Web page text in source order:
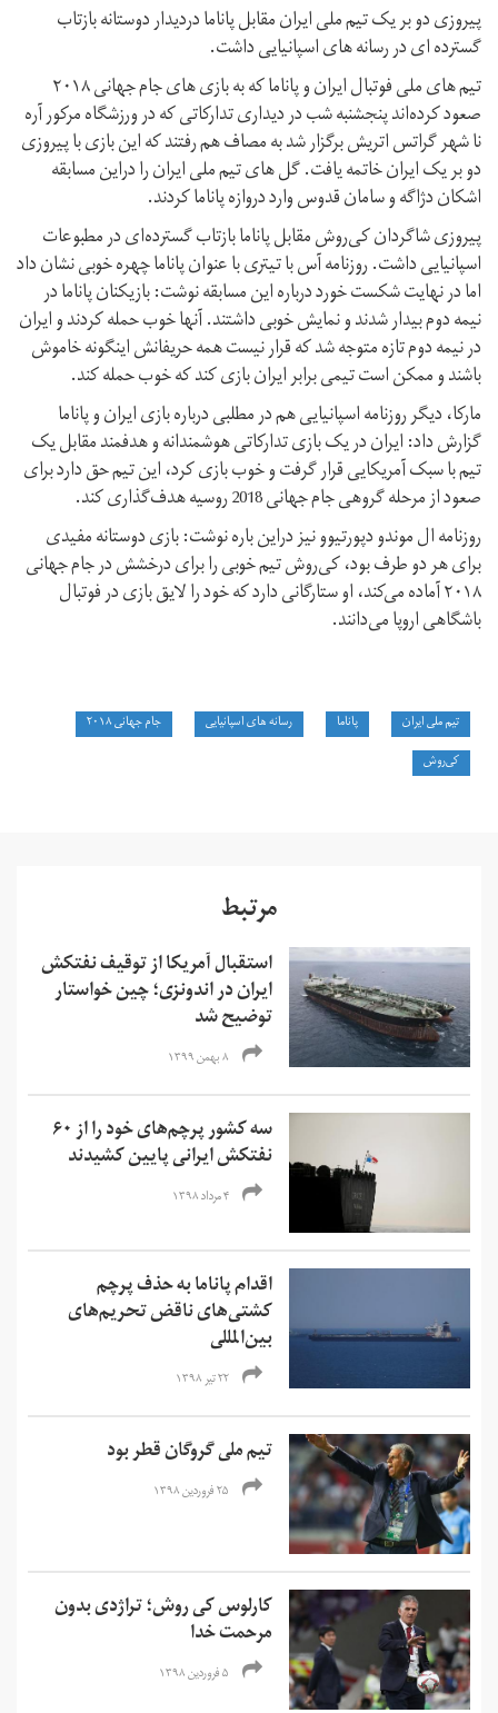
پیروزی دو بر یک تیم ملی ایران مقابل پاناما دردیدار دوستانه بازتاب
گسترده ای در رسانه های اسپانیایی داشت.
تیم های ملی فوتبال ایران و پاناما که به بازی های جام جهانی ۲۰۱۸
صعود کرده‌اند پنجشنبه شب در دیداری تدارکاتی که در ورزشگاه مرکور آره
نا شهر گراتس اتریش برگزار شد به مصاف هم رفتند که این بازی با پیروزی
دو بر یک ایران خاتمه یافت. گل های تیم ملی ایران را دراین مسابقه
اشکان دژاگه و سامان قدوس وارد دروازه پاناما کردند.
پیروزی شاگردان کی‌روش مقابل پاناما بازتاب گسترده‌ای در مطبوعات
اسپانیایی داشت. روزنامه آس با تیتری با عنوان پاناما چهره خوبی نشان داد
اما در نهایت شکست خورد درباره این مسابقه نوشت: بازیکنان پاناما در
نیمه دوم بیدار شدند و نمایش خوبی داشتند. آنها خوب حمله کردند و ایران
در نیمه دوم تازه متوجه شد که قرار نیست همه حریفانش اینگونه خاموش
باشند و ممکن است تیمی برابر ایران بازی کند که خوب حمله کند.
مارکا، دیگر روزنامه اسپانیایی هم در مطلبی درباره بازی ایران و پاناما
گزارش داد: ایران در یک بازی تدارکاتی هوشمندانه و هدفمند مقابل یک
تیم با سبک آمریکایی قرار گرفت و خوب بازی کرد، این تیم حق دارد برای
صعود از مرحله گروهی جام جهانی 2018 روسیه هدف‌گذاری کند.
روزنامه ال موندو دپورتیوو نیز دراین باره نوشت: بازی دوستانه مفیدی
برای هر دو طرف بود، کی‌روش تیم خوبی را برای درخشش در جام جهانی
۲۰۱۸ آماده می‌کند، او ستارگانی دارد که خود را لایق بازی در فوتبال
باشگاهی اروپا می‌دانند.
تیم ملی ایران پاناما رسانه های اسپانیایی
جام جهانی ۲۰۱۸
کی‌روش
مرتبط
استقبال آمریکا از توقیف نفتکش
ایران در اندونزی؛ چین خواستار
توضیح شد
۸ بهمن ۱۳۹۹
سه کشور پرچم‌های خود را از ۶۰
نفتکش ایرانی پایین کشیدند
۴ مرداد ۱۳۹۸
اقدام پاناما به حذف پرچم
کشتی‌های ناقض تحریم‌های
بین‌المللی
۲۲ تیر ۱۳۹۸
تیم ملی گروگان قطر بود
۲۵ فروردین ۱۳۹۸
کارلوس کی روش؛ تراژدی بدون
مرحمت خدا
۵ فروردین ۱۳۹۸